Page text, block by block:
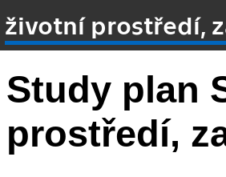
životní prostředí,
Study plan
prostředí,